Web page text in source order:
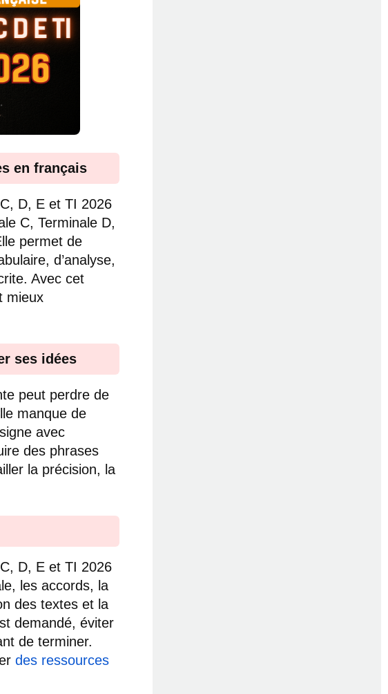
en français
D, E et TI 2026
C, Terminale D,
permet de
d’analyse,
Avec cet
mieux
ses idées
peut perdre de
manque de
avec
des phrases
la précision, la
D, E et TI 2026
les accords, la
des textes et la
demandé, éviter
de terminer.
des ressources